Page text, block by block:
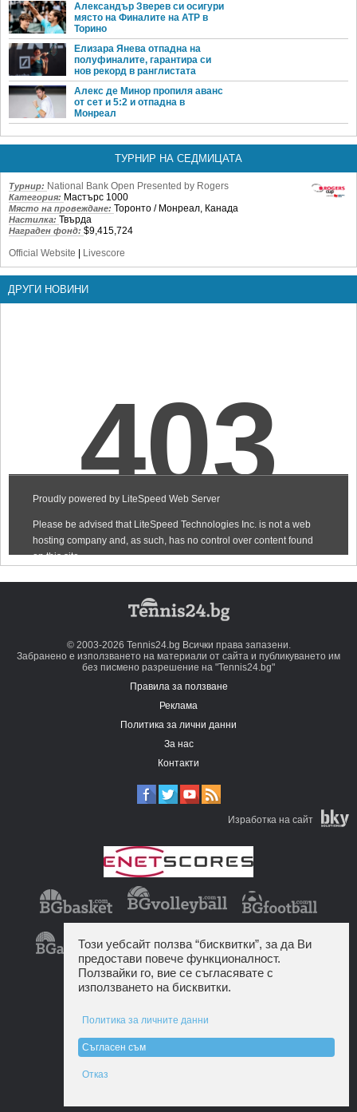
Александър Зверев си осигури
място на Финалите на ATP в
Торино
Елизара Янева отпадна на
полуфиналите, гарантира си
нов рекорд в ранглистата
Алекс де Минор пропиля аванс
от сет и 5:2 и отпадна в
Монреал
ТУРНИР НА СЕДМИЦАТА
Турнир: National Bank Open Presented by Rogers
Категория: Мастърс 1000
Място на провеждане: Торонто / Монреал, Канада
Настилка: Твърда
Награден фонд: $9,415,724
Official Website
Livescore
ДРУГИ НОВИНИ
© 2003-2026 Tennis24.bg Всички права запазени.
Забранено е използването на материали от сайта и публикуването им
без писмено разрешение на "Tennis24.bg"
Правила за ползване
Реклама
Политика за лични данни
За нас
Контакти
Изработка на сайт
Този уебсайт ползва “бисквитки”, за да Ви
предостави повече функционалност.
Ползвайки го, вие се съгласявате с
използването на бисквитки.
Политика за личните данни
Съгласен съм
Отказ